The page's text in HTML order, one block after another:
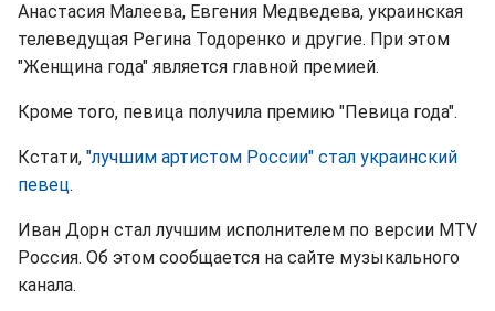
Анастасия Малеева, Евгения Медведева, украинская
телеведущая Регина Тодоренко и другие. При этом
"Женщина года" является главной премией.
Кроме того, певица получила премию "Певица года".
Кстати, "лучшим артистом России" стал украинский
певец.
Иван Дорн стал лучшим исполнителем по версии MTV
Россия. Об этом сообщается на сайте музыкального
канала.